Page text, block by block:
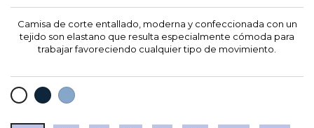
Camisa de corte entallado, moderna y confeccionada con un
tejido son elastano que resulta especialmente cómoda para
trabajar favoreciendo cualquier tipo de movimiento.
BLANCOMARINO
AZUL
CELESTE